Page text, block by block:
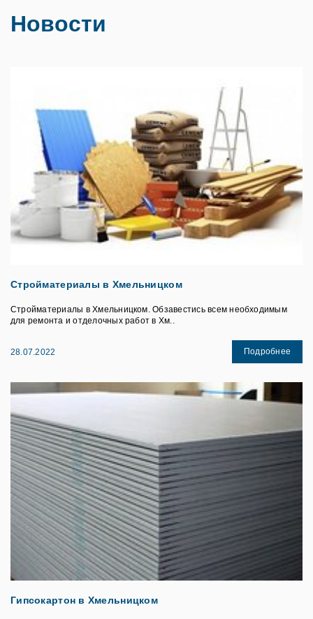
Новости
Стройматериалы в Хмельницком
Стройматериалы в Хмельницком. Обзавестись всем необходимым
для ремонта и отделочных работ в Хм..
28.07.2022 Подробнее
Гипсокартон в Хмельницком